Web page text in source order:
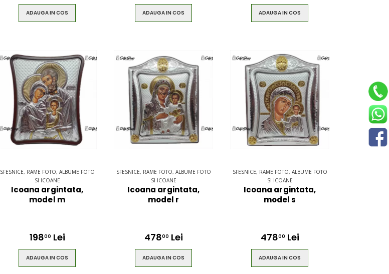
ADAUGA IN COS ADAUGA IN COS ADAUGA IN COS
SFESNICE, RAME FOTO, ALBUME FOTO
SI ICOANE
Icoana argintata,
model m
19800 Lei
ADAUGA IN COS
SFESNICE, RAME FOTO, ALBUME FOTO
SI ICOANE
Icoana argintata,
model r
47800 Lei
ADAUGA IN COS
SFESNICE, RAME FOTO, ALBUME FOTO
SI ICOANE
Icoana argintata,
model s
47800 Lei
ADAUGA IN COS
Ultimate 3D
$49.00
Brown Women